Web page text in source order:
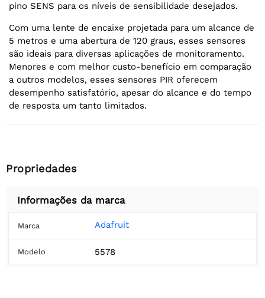
pino SENS para os níveis de sensibilidade desejados.
Com uma lente de encaixe projetada para um alcance de
5 metros e uma abertura de 120 graus, esses sensores
são ideais para diversas aplicações de monitoramento.
Menores e com melhor custo-benefício em comparação
a outros modelos, esses sensores PIR oferecem
desempenho satisfatório, apesar do alcance e do tempo
de resposta um tanto limitados.
Propriedades
Informações da marca
Marca Adafruit
Modelo 5578